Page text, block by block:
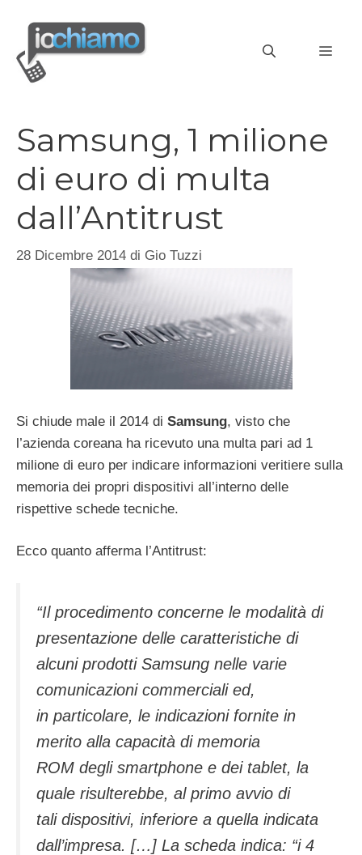
contenuto
Samsung, 1 milione
di euro di multa
dall’Antitrust
28 Dicembre 2014 di Gio Tuzzi
Si chiude male il 2014 di Samsung, visto che
l’azienda coreana ha ricevuto una multa pari ad 1
milione di euro per indicare informazioni veritiere sulla
memoria dei propri dispositivi all’interno delle
rispettive schede tecniche.
Ecco quanto afferma l’Antitrust:
“Il procedimento concerne le modalità di
presentazione delle caratteristiche di
alcuni prodotti Samsung nelle varie
comunicazioni commerciali ed,
in particolare, le indicazioni fornite in
merito alla capacità di memoria
ROM degli smartphone e dei tablet, la
quale risulterebbe, al primo avvio di
tali dispositivi, inferiore a quella indicata
dall’impresa. […] La scheda indica: “i 4